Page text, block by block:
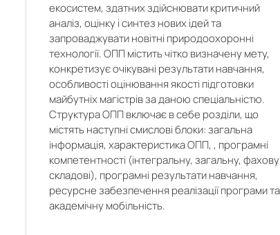
екосистем, здатних здійснювати критичний
аналіз, оцінку і синтез нових ідей та
запроваджувати новітні природоохоронні
технології. ОПП містить чітко визначену мету,
конкретизує очікувані результати навчання,
особливості оцінювання якості підготовки
майбутніх магістрів за даною спеціальністю.
Структура ОПП включає в себе розділи, що
містять наступні смислові блоки: загальна
інформація, характеристика ОПП, , програмні
компетентності (інтегральну, загальну, фахову
складові), програмні результати навчання,
ресурсне забезпечення реалізації програми та
академічну мобільність.